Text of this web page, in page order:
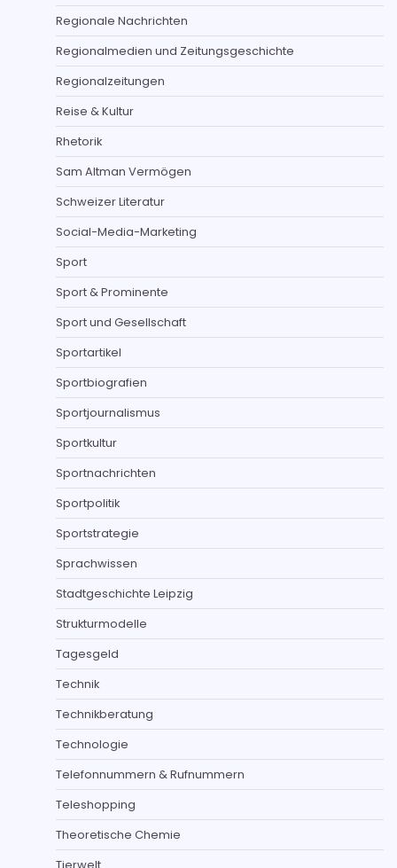
Regionale Nachrichten
Regionalmedien und Zeitungsgeschichte
Regionalzeitungen
Reise & Kultur
Rhetorik
Sam Altman Vermögen
Schweizer Literatur
Social-Media-Marketing
Sport
Sport & Prominente
Sport und Gesellschaft
Sportartikel
Sportbiografien
Sportjournalismus
Sportkultur
Sportnachrichten
Sportpolitik
Sportstrategie
Sprachwissen
Stadtgeschichte Leipzig
Strukturmodelle
Tagesgeld
Technik
Technikberatung
Technologie
Telefonnummern & Rufnummern
Teleshopping
Theoretische Chemie
Tierwelt